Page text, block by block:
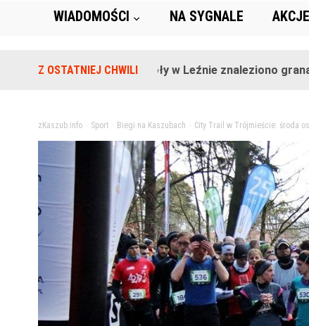
WIADOMOŚCI NA SYGNALE
Z OSTATNIEJ CHWILI
Na terenie szkoły w Leźnie znaleziono granat!
zKaszub.info> Sport> Biegi na Kaszubach City Trail w Trójmieście: środa